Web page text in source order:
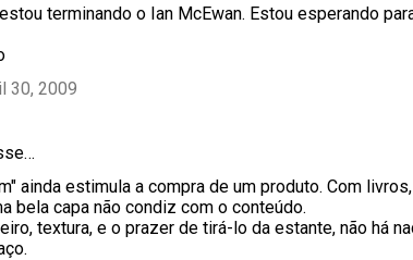
terminando o Ian McEwan. Estou esperando
30, 2009
ainda estimula a compra de um produto. Com
bela capa não condiz com o conteúdo.
textura, e o prazer de tirá-lo da estante, não há